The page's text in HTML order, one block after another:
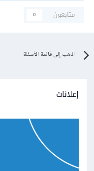
متابعون
0
اذهب إلى قائمة الأسئلة
إعلانات